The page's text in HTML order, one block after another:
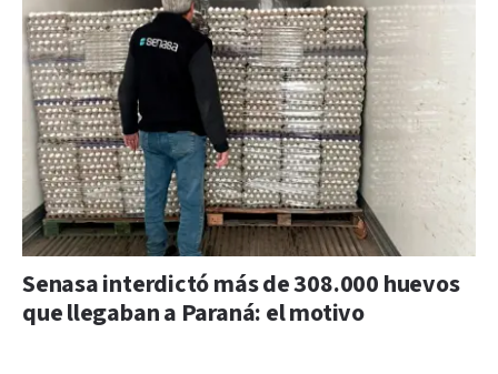
Senasa interdictó más de 308.000 huevos
que llegaban a Paraná: el motivo